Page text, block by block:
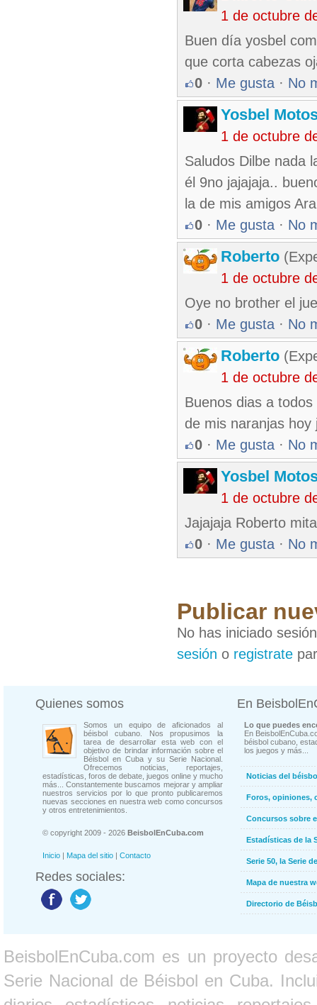
1 de octubre
Buen día yosbel
que corta cabezas
0 · Me gusta · No
Yosbel
1 de octubre
Saludos Dilbe nada
él 9no jajajaja..
la de mis amigos
0 · Me gusta · No
Roberto
1 de octubre
Oye no brother el
0 · Me gusta · No
Roberto
1 de octubre
Buenos dias a
de mis naranjas hoy
0 · Me gusta · No
Yosbel
1 de octubre
Jajajaja Roberto
0 · Me gusta · No
Publicar
No has iniciado
sesión o registrate
Quienes somos
Somos un equipo de aficionados al
béisbol cubano. Nos propusimos la
tarea de desarrollar esta web con el
objetivo de brindar información sobre el
Béisbol en Cuba y su Serie Nacional.
Ofrecemos noticias, reportajes,
estadísticas, foros de debate, juegos online y mucho
más... Constantemente buscamos mejorar y ampliar
nuestros servicios por lo que pronto publicaremos
nuevas secciones en nuestra web como concursos
y otros entretenimientos.
© copyright 2009 - 2026 BeisbolEnCuba.com
Inicio | Mapa del sitio | Contacto
Redes sociales:
En
Lo que puedes
En
béisbol cubano,
los juegos y más...
Noticias del
Foros, opiniones,
Concursos sobre
Estadísticas de la
Serie 50, la Serie
Mapa de nuestra
Directorio de
BeisbolEnCuba.com es un proyecto
Serie Nacional de Béisbol en Cuba.